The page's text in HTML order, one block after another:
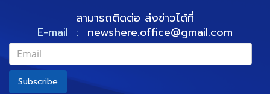
สามารถติดต่อ ส่งข่าวได้ที่
E-mail : newshere.office@gmail.com
Subscribe